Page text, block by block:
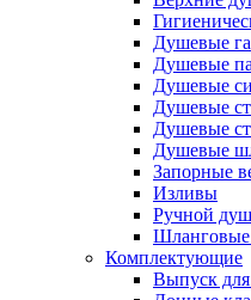
Душевые
Душевые
Душевые
Душевые
Душевые
Душевые
Запорные
Изливы
Ручной душ
Комплектующие
Выпуск